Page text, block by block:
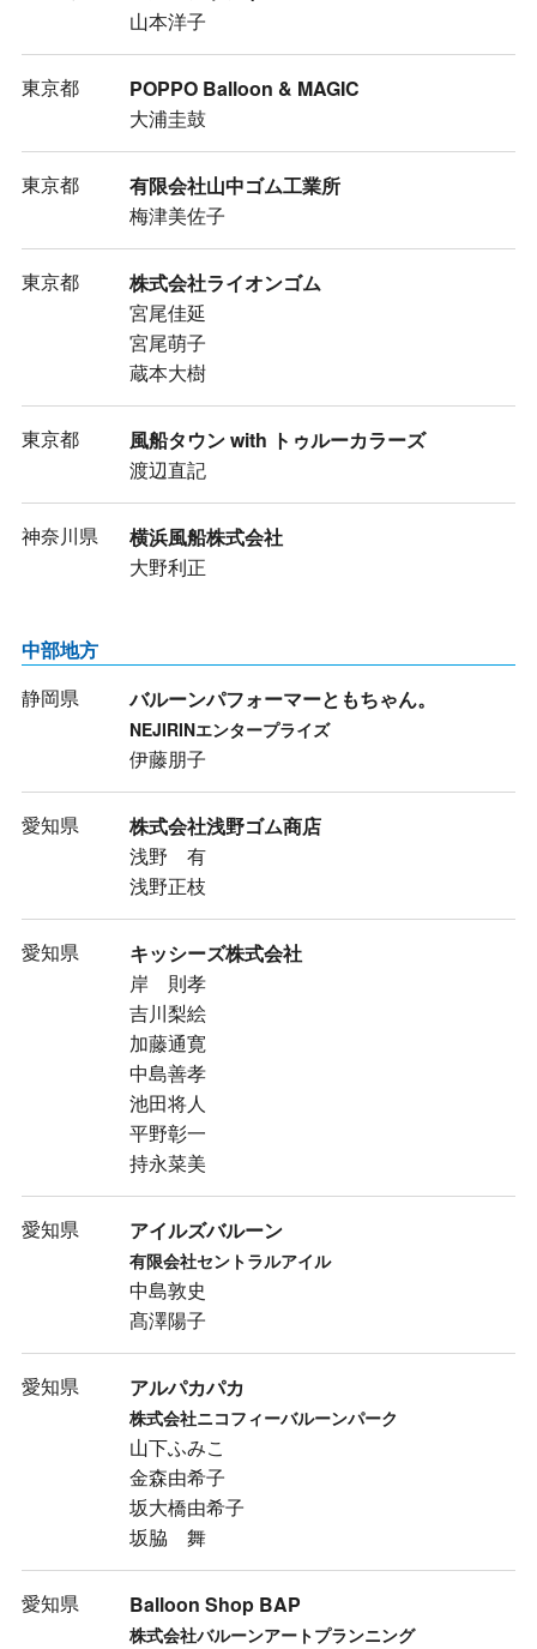
山本洋子
東京都
POPPO Balloon & MAGIC
大浦圭鼓
東京都
有限会社山中ゴム工業所
梅津美佐子
東京都
株式会社ライオンゴム
宮尾佳延
宮尾萌子
蔵本大樹
東京都
風船タウン with トゥルーカラーズ
渡辺直記
神奈川県
横浜風船株式会社
大野利正
中部地方
静岡県
バルーンパフォーマーともちゃん。
NEJIRINエンタープライズ
伊藤朋子
愛知県
株式会社浅野ゴム商店
浅野 有
浅野正枝
愛知県
キッシーズ株式会社
岸 則孝
吉川梨絵
加藤通寛
中島善孝
池田将人
平野彰一
持永菜美
愛知県 アイルズバルーン
有限会社セントラルアイル
中島敦史
髙澤陽子
愛知県 アルパカパカ
株式会社ニコフィーバルーンパーク
山下ふみこ
金森由希子
坂大橋由希子
坂脇 舞
愛知県 Balloon Shop BAP
株式会社バルーンアートプランニング